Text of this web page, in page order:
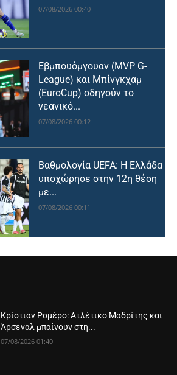
07/08/2026 00:40
Εβμπουόμγουαν (MVP G-
League) και Μπίνγκχαμ
(EuroCup) οδηγούν το
νεανικό...
07/08/2026 00:12
Βαθμολογία UEFA: Η Ελλάδα
υποχώρησε στην 12η θέση
με...
07/08/2026 00:11
Κρίστιαν Ρομέρο: Ατλέτικο Μαδρίτης και
Άρσεναλ μπαίνουν στη...
07/08/2026 01:40